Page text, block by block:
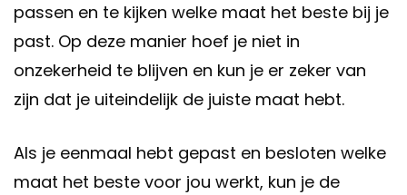
passen en te kijken welke maat het beste bij je
past. Op deze manier hoef je niet in
onzekerheid te blijven en kun je er zeker van
zijn dat je uiteindelijk de juiste maat hebt.
Als je eenmaal hebt gepast en besloten welke
maat het beste voor jou werkt, kun je de